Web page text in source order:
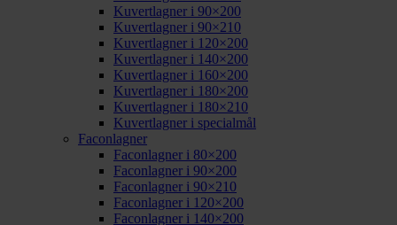
Kuvertlagner i 90×200
Kuvertlagner i 90×210
Kuvertlagner i 120×200
Kuvertlagner i 140×200
Kuvertlagner i 160×200
Kuvertlagner i 180×200
Kuvertlagner i 180×210
Kuvertlagner i specialmål
Faconlagner
Faconlagner i 80×200
Faconlagner i 90×200
Faconlagner i 90×210
Faconlagner i 120×200
Faconlagner i 140×200